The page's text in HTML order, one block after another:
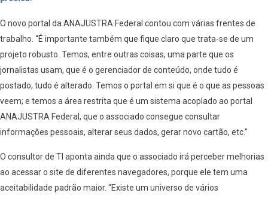
O novo portal da ANAJUSTRA Federal contou com várias frentes de
trabalho. “É importante também que fique claro que trata-se de um
projeto robusto. Temos, entre outras coisas, uma parte que os
jornalistas usam, que é o gerenciador de conteúdo, onde tudo é
postado, tudo é alterado. Temos o portal em si que é o que as pessoas
veem; e temos a área restrita que é um sistema acoplado ao portal
ANAJUSTRA Federal, que o associado consegue consultar
informações pessoais, alterar seus dados, gerar novo cartão, etc.”
O consultor de TI aponta ainda que o associado irá perceber melhorias
ao acessar o site de diferentes navegadores, porque ele tem uma
aceitabilidade padrão maior. “Existe um universo de vários